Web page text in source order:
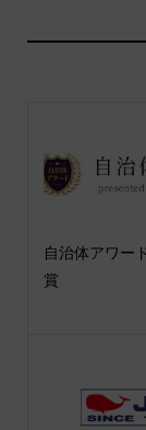
自治体アワー
賞